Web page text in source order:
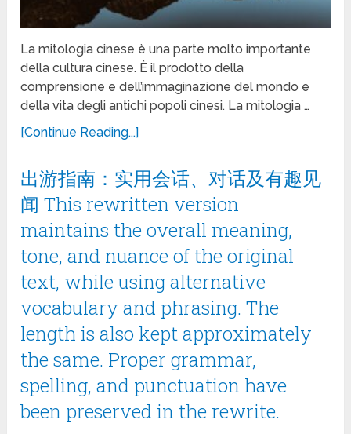
La mitologia cinese è una parte molto importante
della cultura cinese. È il prodotto della
comprensione e dell’immaginazione del mondo e
della vita degli antichi popoli cinesi. La mitologia …
[Continue Reading...]
出游指南：实用会话、对话及有趣见
闻 This rewritten version
maintains the overall meaning,
tone, and nuance of the original
text, while using alternative
vocabulary and phrasing. The
length is also kept approximately
the same. Proper grammar,
spelling, and punctuation have
been preserved in the rewrite.